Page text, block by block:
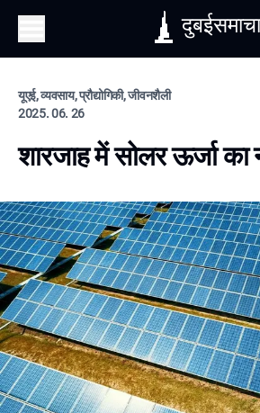
यूएई, व्यवसाय, प्रौद्योगिकी, जीवनशैली
2025. 06. 26
शारजाह में सोलर ऊर्जा का